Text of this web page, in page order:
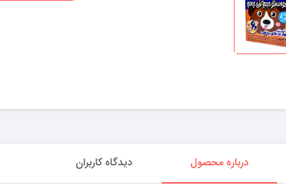
درباره محصول دیدگاه کاربران